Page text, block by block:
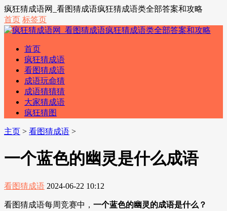
疯狂猜成语网_看图猜成语疯狂猜成语类全部答案和攻略
首页 标签页
首页
疯狂猜成语
看图猜成语
成语玩命猜
成语猜猜猜
大家猜成语
疯狂猜图
主页 > 看图猜成语 >
一个蓝色的幽灵是什么成语
看图猜成语 2024-06-22 10:12
看图猜成语每周竞赛中， 一个蓝色的幽灵的成语是什么？